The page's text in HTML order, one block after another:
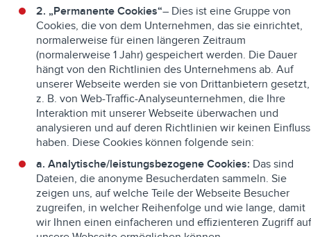
2. „Permanente Cookies“– Dies ist eine Gruppe von
Cookies, die von dem Unternehmen, das sie einrichtet,
normalerweise für einen längeren Zeitraum
(normalerweise 1 Jahr) gespeichert werden. Die Dauer
hängt von den Richtlinien des Unternehmens ab. Auf
unserer Webseite werden sie von Drittanbietern gesetzt,
z. B. von Web-Traffic-Analyseunternehmen, die Ihre
Interaktion mit unserer Webseite überwachen und
analysieren und auf deren Richtlinien wir keinen Einfluss
haben. Diese Cookies können folgende sein:
a. Analytische/leistungsbezogene Cookies: Das sind
Dateien, die anonyme Besucherdaten sammeln. Sie
zeigen uns, auf welche Teile der Webseite Besucher
zugreifen, in welcher Reihenfolge und wie lange, damit
wir Ihnen einen einfacheren und effizienteren Zugriff